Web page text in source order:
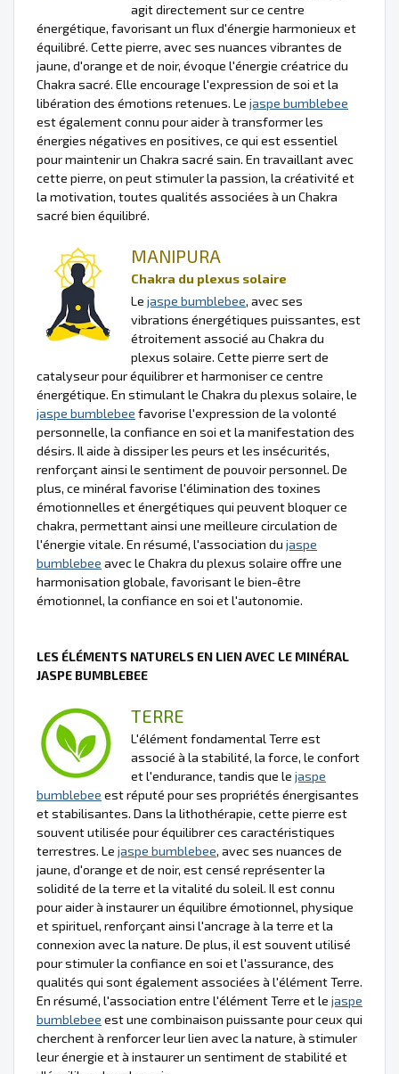
agit directement sur ce centre
énergétique, favorisant un flux d'énergie harmonieux et
équilibré. Cette pierre, avec ses nuances vibrantes de
jaune, d'orange et de noir, évoque l'énergie créatrice du
Chakra sacré. Elle encourage l'expression de soi et la
libération des émotions retenues. Le jaspe bumblebee
est également connu pour aider à transformer les
énergies négatives en positives, ce qui est essentiel
pour maintenir un Chakra sacré sain. En travaillant avec
cette pierre, on peut stimuler la passion, la créativité et
la motivation, toutes qualités associées à un Chakra
sacré bien équilibré.
MANIPURA
Chakra du plexus solaire
Le jaspe bumblebee, avec ses
vibrations énergétiques puissantes, est
étroitement associé au Chakra du
plexus solaire. Cette pierre sert de
catalyseur pour équilibrer et harmoniser ce centre
énergétique. En stimulant le Chakra du plexus solaire, le
jaspe bumblebee favorise l'expression de la volonté
personnelle, la confiance en soi et la manifestation des
désirs. Il aide à dissiper les peurs et les insécurités,
renforçant ainsi le sentiment de pouvoir personnel. De
plus, ce minéral favorise l'élimination des toxines
émotionnelles et énergétiques qui peuvent bloquer ce
chakra, permettant ainsi une meilleure circulation de
l'énergie vitale. En résumé, l'association du jaspe
bumblebee avec le Chakra du plexus solaire offre une
harmonisation globale, favorisant le bien-être
émotionnel, la confiance en soi et l'autonomie.
LES ÉLÉMENTS NATURELS EN LIEN AVEC LE MINÉRAL
JASPE BUMBLEBEE
TERRE
L'élément fondamental Terre est
associé à la stabilité, la force, le confort
et l'endurance, tandis que le jaspe
bumblebee est réputé pour ses propriétés énergisantes
et stabilisantes. Dans la lithothérapie, cette pierre est
souvent utilisée pour équilibrer ces caractéristiques
terrestres. Le jaspe bumblebee, avec ses nuances de
jaune, d'orange et de noir, est censé représenter la
solidité de la terre et la vitalité du soleil. Il est connu
pour aider à instaurer un équilibre émotionnel, physique
et spirituel, renforçant ainsi l'ancrage à la terre et la
connexion avec la nature. De plus, il est souvent utilisé
pour stimuler la confiance en soi et l'assurance, des
qualités qui sont également associées à l'élément Terre.
En résumé, l'association entre l'élément Terre et le jaspe
bumblebee est une combinaison puissante pour ceux qui
cherchent à renforcer leur lien avec la nature, à stimuler
leur énergie et à instaurer un sentiment de stabilité et